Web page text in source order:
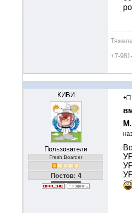
+7-
КИВИ
Пользователи
Fresh Boarder
Постов: 4